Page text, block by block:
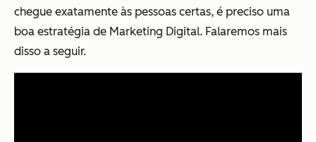
chegue exatamente às pessoas certas, é preciso uma
boa estratégia de Marketing Digital. Falaremos mais
disso a seguir.